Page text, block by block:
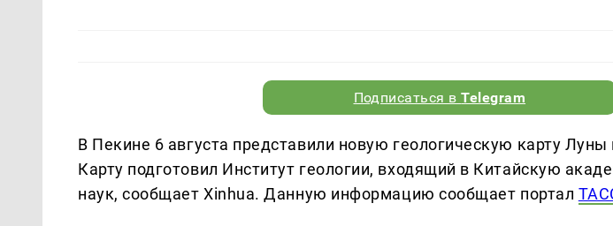
Подписаться вTelegram
В Пекине 6 августа представили новую геологическую карту
Карту подготовил Институт геологии, входящий в Китайскую
наук, сообщает Xinhua. Данную информацию сообщает портал